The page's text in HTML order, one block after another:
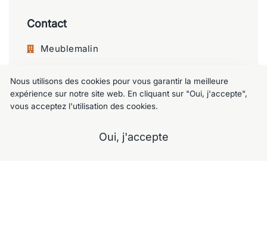
Contact
Meublemalin
Gilles
+32 477 09 49 80
Nous utilisons des cookies pour vous garantir la meilleure
expérience sur notre site web. En cliquant sur "Oui, j'accepte",
vous acceptez l'utilisation des cookies.
Oui, j'accepte